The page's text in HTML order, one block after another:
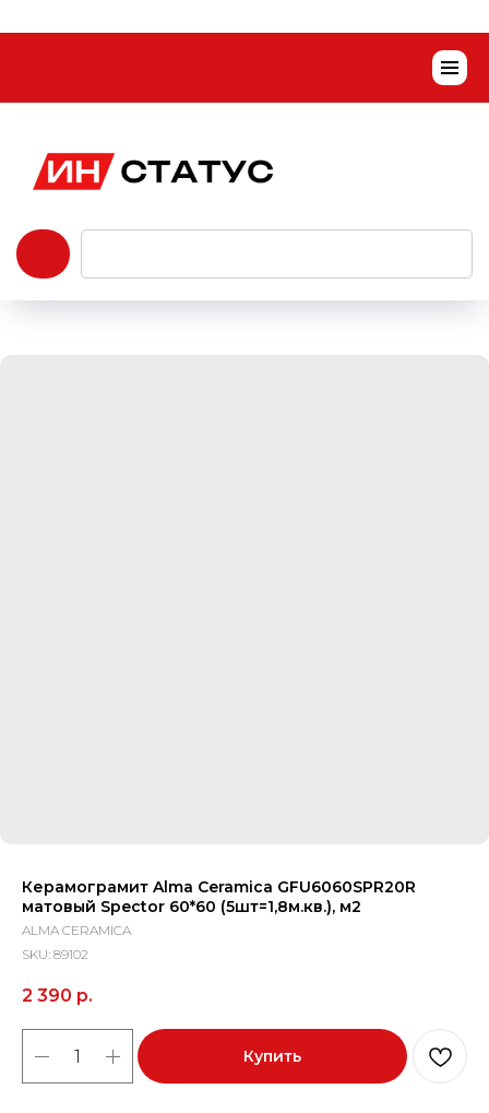
Керамограмит Alma Ceramica GFU6060SPR20R
матовый Spector 60*60 (5шт=1,8м.кв.), м2
ALMA CERAMICA
SKU: 89102
2 390 р.
Купить